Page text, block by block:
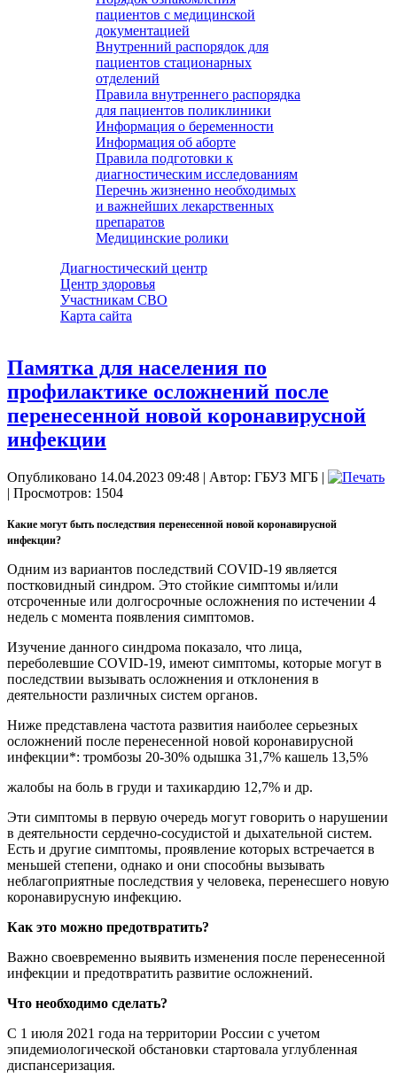
пациентов с медицинской
документацией
Внутренний распорядок для
пациентов стационарных
отделений
Правила внутреннего распорядка
для пациентов поликлиники
Информация о беременности
Информация об аборте
Правила подготовки к
диагностическим исследованиям
Перечнь жизненно необходимых
и важнейших лекарственных
препаратов
Медицинские ролики
Диагностический центр
Центр здоровья
Участникам СВО
Карта сайта
Памятка для населения по
профилактике осложнений после
перенесенной новой коронавирусной
инфекции
Опубликовано 14.04.2023 09:48 | Автор: ГБУЗ МГБ |
| Просмотров: 1504
Какие могут быть последствия перенесенной новой коронавирусной
инфекции?
Одним из вариантов последствий COVID-19 является
постковидный синдром. Это стойкие симптомы и/или
отсроченные или долгосрочные осложнения по истечении 4
недель с момента появления симптомов.
Изучение данного синдрома показало, что лица,
переболевшие COVID-19, имеют симптомы, которые могут в
последствии вызывать осложнения и отклонения в
деятельности различных систем органов.
Ниже представлена частота развития наиболее серьезных
осложнений после перенесенной новой коронавирусной
инфекции*: тромбозы 20-30% одышка 31,7% кашель 13,5%
жалобы на боль в груди и тахикардию 12,7% и др.
Эти симптомы в первую очередь могут говорить о нарушении
в деятельности сердечно-сосудистой и дыхательной систем.
Есть и другие симптомы, проявление которых встречается в
меньшей степени, однако и они способны вызывать
неблагоприятные последствия у человека, перенесшего новую
коронавирусную инфекцию.
Как это можно предотвратить?
Важно своевременно выявить изменения после перенесенной
инфекции и предотвратить развитие осложнений.
Что необходимо сделать?
С 1 июля 2021 года на территории России с учетом
эпидемиологической обстановки стартовала углубленная
диспансеризация.